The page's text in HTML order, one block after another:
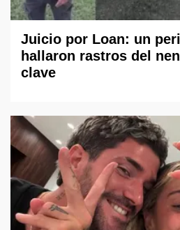
Juicio por Loan: un
hallaron rastros del
clave